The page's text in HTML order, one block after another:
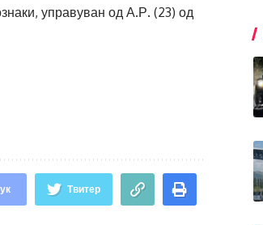
управуван од А.Р. (23) од
Твитер